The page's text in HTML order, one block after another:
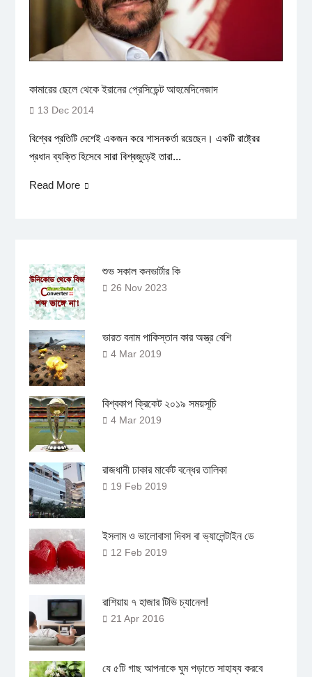
কামারের ছেলে থেকে ইরানের প্রেসিডেন্ট আহমেদিনেজাদ
13 Dec 2014
বিশ্বের প্রতিটি দেশেই একজন করে শাসনকর্তা রয়েছেন। একটি রাষ্ট্রের
প্রধান ব্যক্তি হিসেবে সারা বিশ্বজুড়েই তারা...
Read More
শুভ সকাল কনভার্টার কি
26 Nov 2023
ভারত বনাম পাকিস্তান কার অস্ত্র বেশি
4 Mar 2019
বিশ্বকাপ ক্রিকেট ২০১৯ সময়সূচি
4 Mar 2019
রাজধানী ঢাকার মার্কেট বন্ধের তালিকা
19 Feb 2019
ইসলাম ও ভালোবাসা দিবস বা ভ্যালেন্টাইন ডে
12 Feb 2019
রাশিয়ায় ৭ হাজার টিভি চ্যানেল!
21 Apr 2016
যে ৫টি গাছ আপনাকে ঘুম পড়াতে সাহায্য করবে